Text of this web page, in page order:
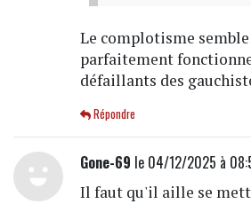
Le complotisme
parfaitement
défaillants des
Répondre
Gone-69 le 04/12/2025 à
Il faut qu'il aille se